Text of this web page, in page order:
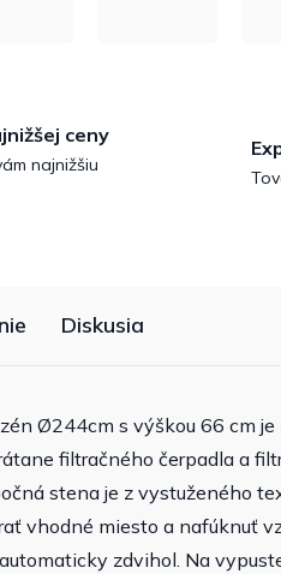
ceny
najnižšiu
Diskusia
Ø244cm s výškou 66 cm
filtračného čerpadla a
stena je z vystuženého
vhodné miesto a nafúknuť
zdvihol. Na